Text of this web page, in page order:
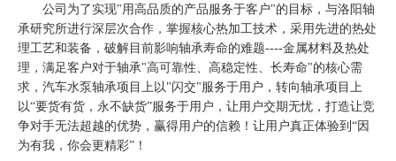
公司为了实现"用高品质的产品服务于客户"的目标，与洛阳轴
承研究所进行深层次合作，掌握核心热加工技术，采用先进的热处
理工艺和装备，破解目前影响轴承寿命的难题----金属材料及热处
理，满足客户对于轴承"高可靠性、高稳定性、长寿命"的核心需
求，汽车水泵轴承项目上以"闪交"服务于用户，转向轴承项目上
以“要货有货，永不缺货”服务于用户，让用户交期无忧，打造让竞
争对手无法超越的优势，赢得用户的信赖！让用户真正体验到“因
为有我，你会更精彩”！